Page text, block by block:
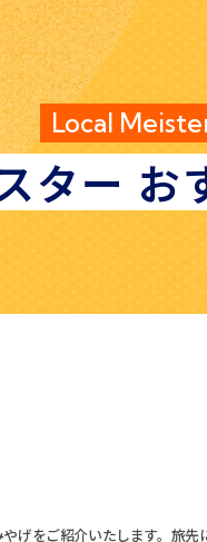
Local
ター お
げをご紹介いたします。旅先